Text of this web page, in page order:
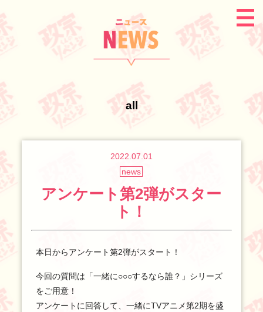
all
2022.07.01
news
アンケート第2弾がスター
ト！
本日からアンケート第2弾がスタート！
今回の質問は「一緒に○○○するなら誰？」シリーズ
をご用意！
アンケートに回答して、一緒にTVアニメ第2期を盛